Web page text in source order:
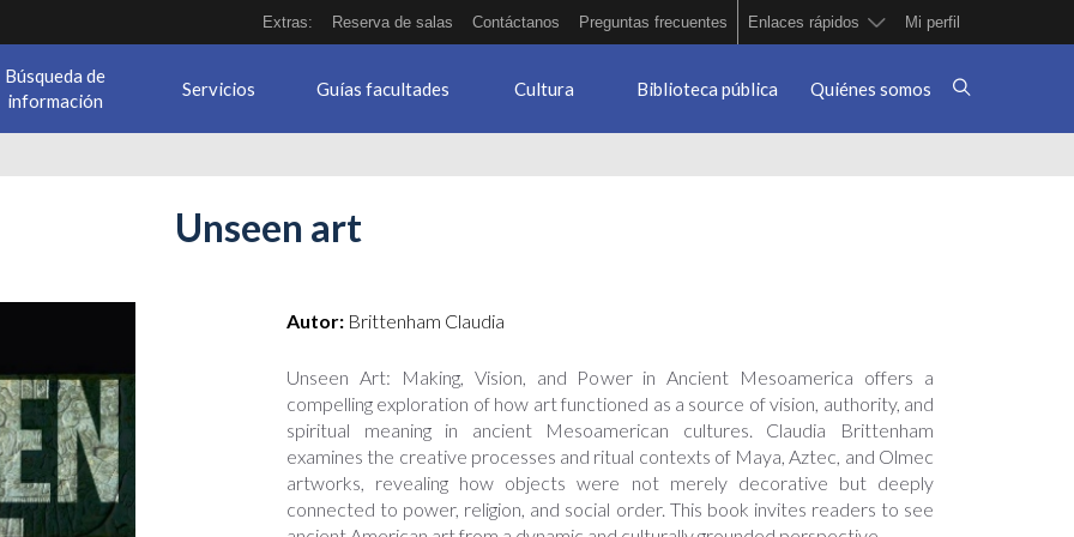
Extras: Reserva de salas Contáctanos Preguntas frecuentes Enlaces rápidos Mi perfil
Búsqueda de
información
Servicios Guías facultades Cultura Biblioteca pública Quiénes somos
Unseen art
Autor: Brittenham Claudia
Unseen Art: Making, Vision, and Power in Ancient Mesoamerica offers a
compelling exploration of how art functioned as a source of vision, authority, and
spiritual meaning in ancient Mesoamerican cultures. Claudia Brittenham
examines the creative processes and ritual contexts of Maya, Aztec, and Olmec
artworks, revealing how objects were not merely decorative but deeply
connected to power, religion, and social order. This book invites readers to see